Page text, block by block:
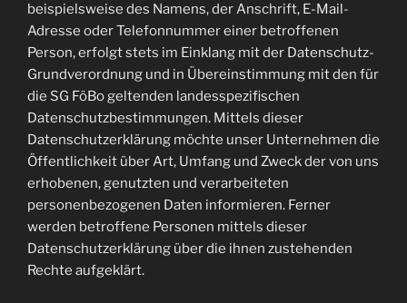
beispielsweise des Namens, der Anschrift, E-Mail-
Adresse oder Telefonnummer einer betroffenen
Person, erfolgt stets im Einklang mit der Datenschutz-
Grundverordnung und in Übereinstimmung mit den für
die SG FöBo geltenden landesspezifischen
Datenschutzbestimmungen. Mittels dieser
Datenschutzerklärung möchte unser Unternehmen die
Öffentlichkeit über Art, Umfang und Zweck der von uns
erhobenen, genutzten und verarbeiteten
personenbezogenen Daten informieren. Ferner
werden betroffene Personen mittels dieser
Datenschutzerklärung über die ihnen zustehenden
Rechte aufgeklärt.